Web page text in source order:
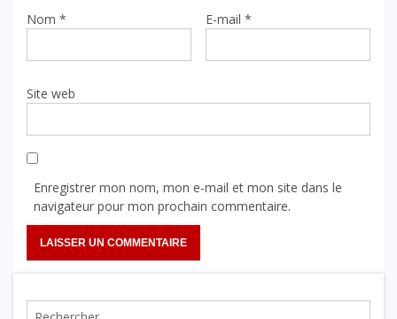
Nom * E-mail *
Site web
Enregistrer mon nom, mon e-mail et mon site dans le
navigateur pour mon prochain commentaire.
Rechercher :